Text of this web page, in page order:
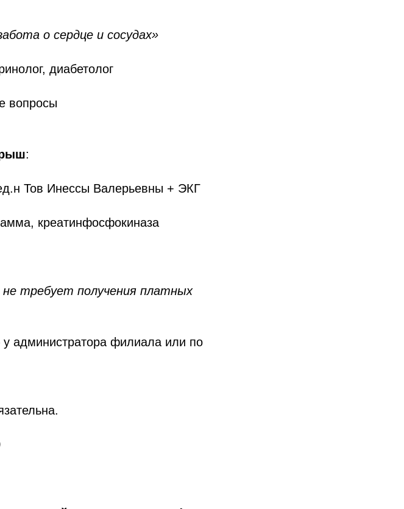
о сердце и сосудах»
диабетолог
вопросы
:
Тов Инессы Валерьевны + ЭКГ
креатинфосфокиназа
требует получения платных
администратора филиала или по